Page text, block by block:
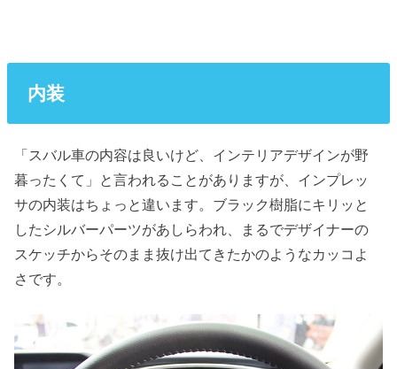
内装
「スバル車の内容は良いけど、インテリアデザインが野
暮ったくて」と言われることがありますが、インプレッ
サの内装はちょっと違います。ブラック樹脂にキリッと
したシルバーパーツがあしらわれ、まるでデザイナーの
スケッチからそのまま抜け出てきたかのようなカッコよ
さです。